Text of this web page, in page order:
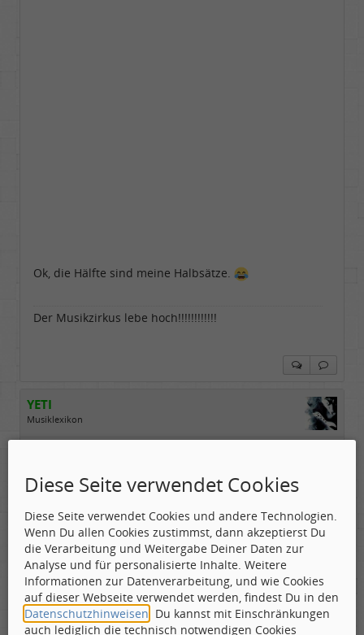
Ok, die Hälfte sind meine Halbsätze.
Der Musikzirkus lebe hoch!!!!!!!!!!!!
YETI
Musiklexikon
Dabei seit:
06 / 2008
toll dass diese Scheibe wieder angesprochen wird.
:daumen:
Erstaunlich wie ausgereift die Platte klingt.
Die Jungs dürften gerade mal um die 18 Jahre alt
gewesen sein.
Habe gelesen, dass die Scheibe in den
Semesterferien aufgenommen wurde.
MAKE PROGNOT WAR! ---> --->My 2023 Album
Diese Seite verwendet Cookies
Diese Seite verwendet Cookies und andere Technologien.
Wenn Du allen Cookies zustimmst, dann akzeptierst Du
die Verarbeitung und Weitergabe Deiner Daten zur
Analyse und für personalisierte Inhalte. Weitere
Informationen zur Datenverarbeitung, und wie Cookies
auf dieser Webseite verwendet werden, findest Du in den
Datenschutzhinweisen . Du kannst mit Einschränkungen
auch lediglich die technisch notwendigen Cookies